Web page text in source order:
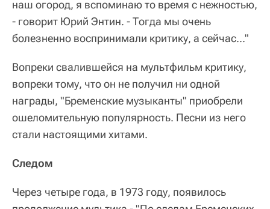
наш огород, я вспоминаю то время с нежностью,
- говорит Юрий Энтин. - Тогда мы очень
болезненно воспринимали критику, а сейчас..."
Вопреки свалившейся на мультфильм критику,
вопреки тому, что он не получил ни одной
награды, "Бременские музыканты" приобрели
ошеломительную популярность. Песни из него
стали настоящими хитами.
Следом
Через четыре года, в 1973 году, появилось